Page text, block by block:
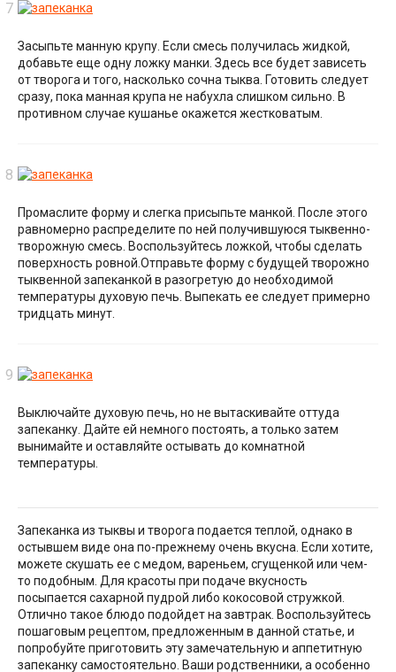
Засыпьте манную крупу. Если смесь получилась жидкой,
добавьте еще одну ложку манки. Здесь все будет зависеть
от творога и того, насколько сочна тыква. Готовить следует
сразу, пока манная крупа не набухла слишком сильно. В
противном случае кушанье окажется жестковатым.
Промаслите форму и слегка присыпьте манкой. После этого
равномерно распределите по ней получившуюся тыквенно-
творожную смесь. Воспользуйтесь ложкой, чтобы сделать
поверхность ровной.Отправьте форму с будущей творожно
тыквенной запеканкой в разогретую до необходимой
температуры духовую печь. Выпекать ее следует примерно
тридцать минут.
Выключайте духовую печь, но не вытаскивайте оттуда
запеканку. Дайте ей немного постоять, а только затем
вынимайте и оставляйте остывать до комнатной
температуры.
Запеканка из тыквы и творога подается теплой, однако в
остывшем виде она по-прежнему очень вкусна. Если хотите,
можете скушать ее с медом, вареньем, сгущенкой или чем-
то подобным. Для красоты при подаче вкусность
посыпается сахарной пудрой либо кокосовой стружкой.
Отлично такое блюдо подойдет на завтрак. Воспользуйтесь
пошаговым рецептом, предложенным в данной статье, и
попробуйте приготовить эту замечательную и аппетитную
запеканку самостоятельно. Ваши родственники, а особенно